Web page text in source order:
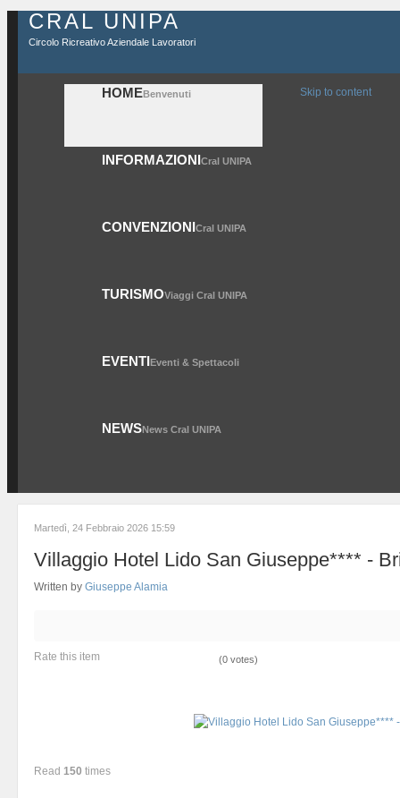
CRAL UNIPA
Circolo Ricreativo Aziendale Lavoratori
HOMEBenvenuti
INFORMAZIONICral UNIPA
CONVENZIONICral UNIPA
TURISMOViaggi Cral UNIPA
EVENTIEventi & Spettacoli
NEWSNews Cral UNIPA
Skip to content
Martedì, 24 Febbraio 2026 15:59
Villaggio Hotel Lido San Giuseppe**** -
Written by Giuseppe Alamia
Rate this item (0 votes)
Read 150 times